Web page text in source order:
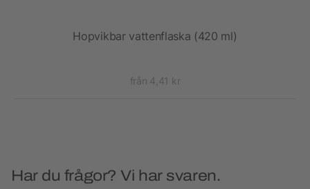
Hopvikbar vattenflaska (420 ml)
från 4,41 kr
Har du frågor? Vi har svaren.